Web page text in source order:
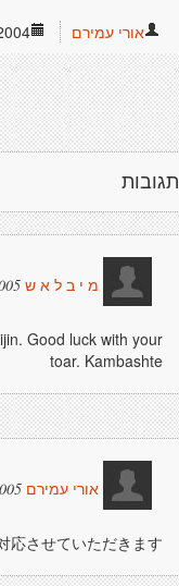
אורי עמירם
תגובות
מ י ב ל א ש
Good luck with your
toar. Kambashte
אורי עמירם
させていただきます。